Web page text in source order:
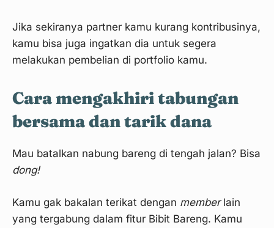
Jika sekiranya partner kamu kurang kontribusinya,
kamu bisa juga ingatkan dia untuk segera
melakukan pembelian di portfolio kamu.
Cara mengakhiri tabungan
bersama dan tarik dana
Mau batalkan nabung bareng di tengah jalan? Bisa
dong!
Kamu gak bakalan terikat dengan memberlain
yang tergabung dalam fitur Bibit Bareng. Kamu